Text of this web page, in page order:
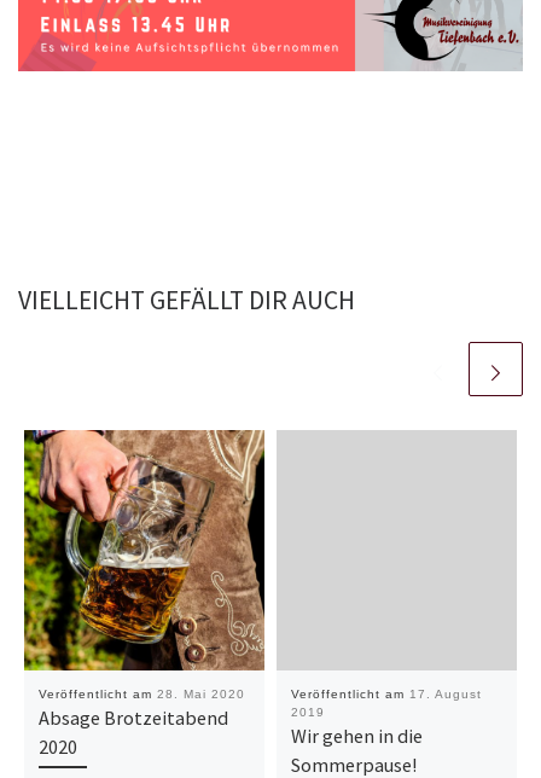
VIELLEICHT GEFÄLLT DIR AUCH
Veröffentlicht am 28. Mai 2020
Absage Brotzeitabend
2020
Veröffentlicht am 17. August
2019
Wir gehen in die
Sommerpause!